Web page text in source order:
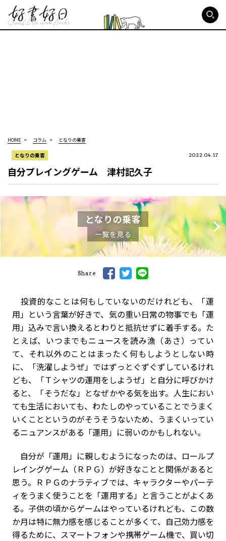
HOME コラム となりの乗客
となりの乗客 2022.04.17
自分プレイングゲーム 津村記久子
となりの乗客
一覧を見る
Share
投資的なことは何もしていないのだけれども、「運
用」という言葉が好きで、気の重い日常の物事でも「運
用」込みで言い換えるとわりと抵抗せずに着手する。た
とえば、いつまでもニュースを読み漁（あさ）ってい
て、それ以外のことはまったく何もしようとしない時
に、「洗濯しようぜ」ではずっとぐずぐずしているけれ
ども、「Ｔシャツの運用をしようぜ」と自分に呼びかけ
ると、「そうだな」となぜかやる気を出す。人生におい
ても生活においても、わたしのやっていることでうまく
いくことというのがそうそうないため、うまくいってい
るニュアンスがある「運用」に弱いのかもしれない。
自分が「運用」に親しむようになったのは、ロールプ
レイングゲーム（ＲＰＧ）が好きなことと関係があると
思う。ＲＰＧのナラティブでは、キャラクターやパーテ
ィをうまく使うことを「運用する」と言うことがよくあ
る。子供の頃からゲームはやっているけれども、この数
か月は特に無力感を感じることが多くて、自己効力感を
得るために、スマートフォンや携帯ゲーム機で、買い切